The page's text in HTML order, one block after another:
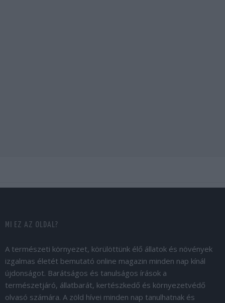
MI EZ AZ OLDAL?
A természeti környezet, körülöttünk élő állatok és növények
izgalmas életét bemutató online magazin minden nap kínál
újdonságot. Barátságos és tanulságos írások a
természetjáró, állatbarát, kertészkedő és környezetvédő
olvasó számára. A zöld hívei minden nap tanulhatnak és